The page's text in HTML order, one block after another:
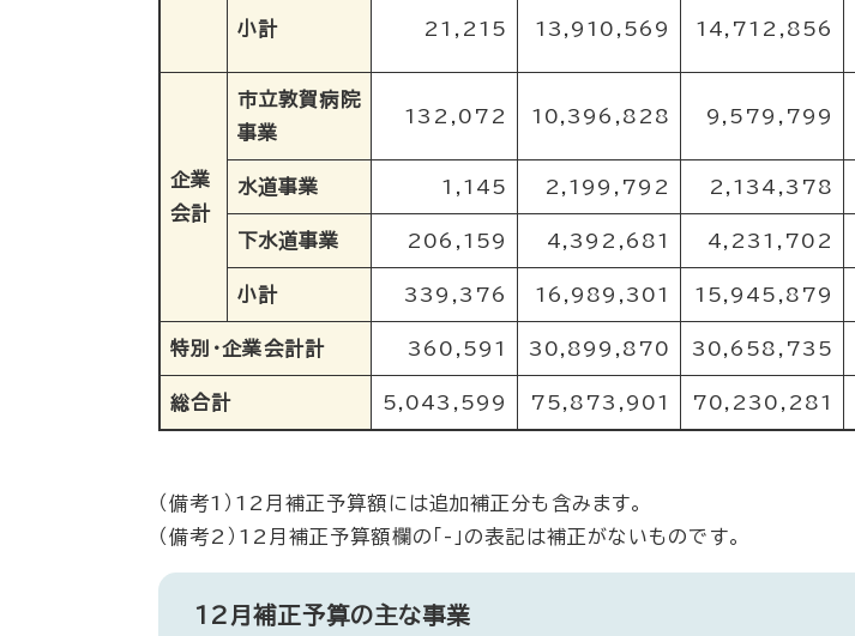
小計 21,215 13,910,569 14,712,856
企業
会計
市立敦賀病院
事業
132,072 10,396,828 9,579,799
水道事業 1,145 2,199,792 2,134,378
下水道事業 206,159 4,392,681 4,231,702
小計 339,376 16,989,301 15,945,879
特別・企業会計計 360,591 30,899,870 30,658,735
総合計 5,043,599 75,873,901 70,230,281
（備考1）12月補正予算額には追加補正分も含みます。
（備考2）12月補正予算額欄の「-」の表記は補正がないものです。
12月補正予算の主な事業